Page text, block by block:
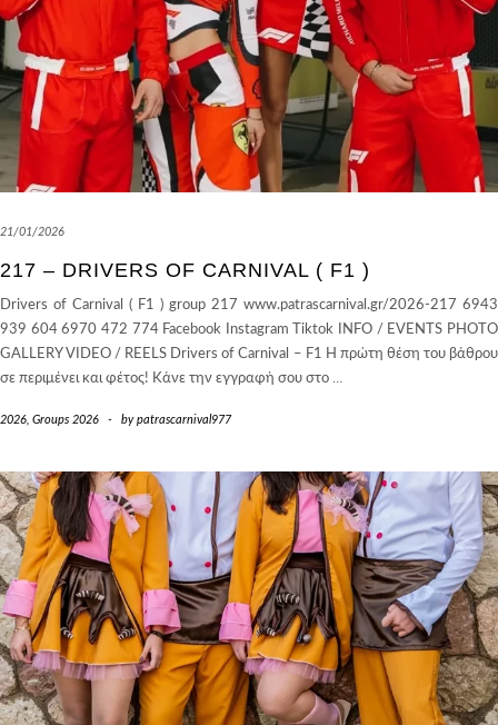
21/01/2026
217 – DRIVERS OF CARNIVAL ( F1 )
Drivers of Carnival ( F1 ) group 217 www.patrascarnival.gr/2026-217 6943
939 604 6970 472 774 Facebook Instagram Tiktok INFO / EVENTS PHOTO
GALLERY VIDEO / REELS Drivers of Carnival – F1 Η πρώτη θέση του βάθρου
σε περιμένει και φέτος! Κάνε την εγγραφή σου στο …
2026, Groups 2026 - bypatrascarnival977